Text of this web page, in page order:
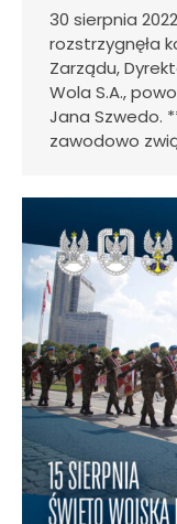
30 sierpnia
rozstrzygnęła
Zarządu,
Wola S.A.,
Jana Szwedo.
zawodowo